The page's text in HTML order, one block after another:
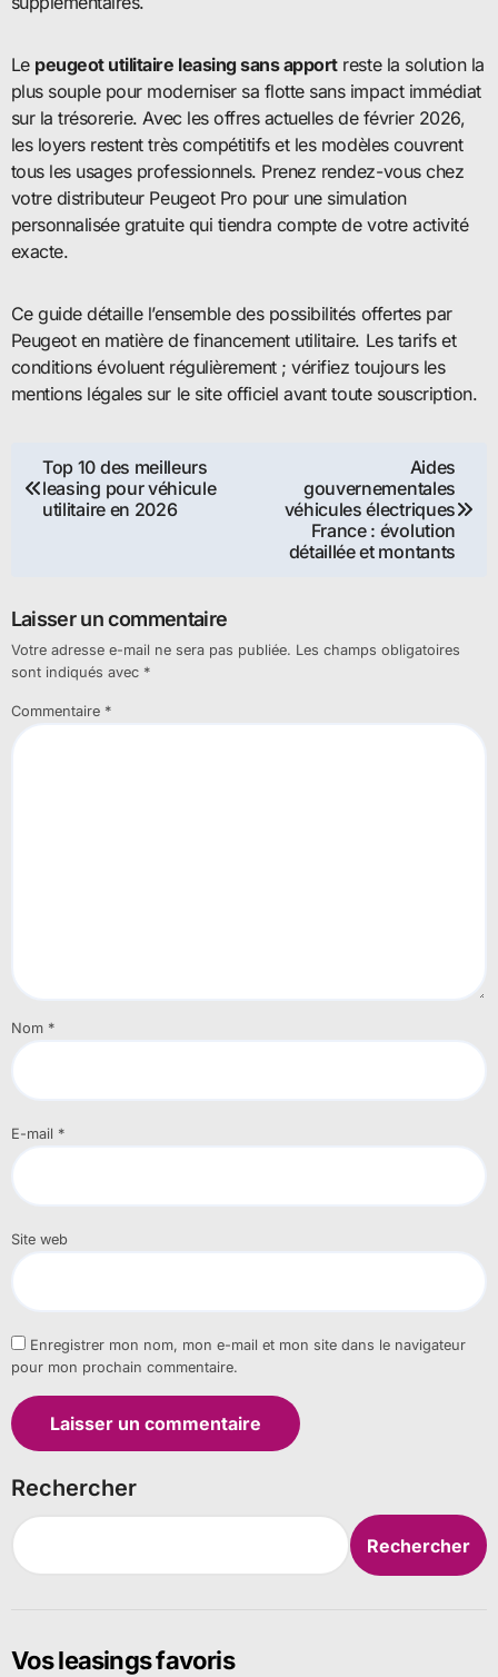
Le peugeot utilitaire leasing sans apportreste la solution la
plus souple pour moderniser sa flotte sans impact immédiat
sur la trésorerie. Avec les offres actuelles de février 2026,
les loyers restent très compétitifs et les modèles couvrent
tous les usages professionnels. Prenez rendez-vous chez
votre distributeur Peugeot Pro pour une simulation
personnalisée gratuite qui tiendra compte de votre activité
exacte.
Ce guide détaille l’ensemble des possibilités offertes par
Peugeot en matière de financement utilitaire. Les tarifs et
conditions évoluent régulièrement ; vérifiez toujours les
mentions légales sur le site officiel avant toute souscription.
Navigation
de
Top 10 des meilleurs
leasing pour véhicule
utilitaire en 2026
Aides
gouvernementales
véhicules électriques
France : évolution
détaillée et montants
Laisser un commentaire
Votre adresse e-mail ne sera pas publiée. Les champs obligatoires
sont indiqués avec *
Commentaire *
Nom *
E-mail *
Site web
Enregistrer mon nom, mon e-mail et mon site dans le navigateur
pour mon prochain commentaire.
Rechercher
Rechercher
Vos leasings favoris